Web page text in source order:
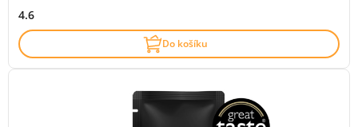
4.6
Do košíku